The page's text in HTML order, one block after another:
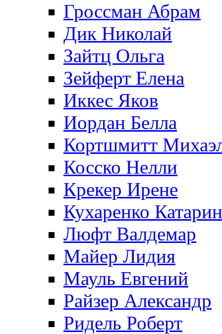
Гроссман Абрам
Дик Николай
Зайтц Ольга
Зейферт Елена
Иккес Яков
Иордан Белла
Кортшмитт
Косско Нелли
Крекер Ирене
Кухаренко
Люфт Валдемaр
Майер Лидия
Мауль Евгений
Райзер Александр
Ридель Роберт